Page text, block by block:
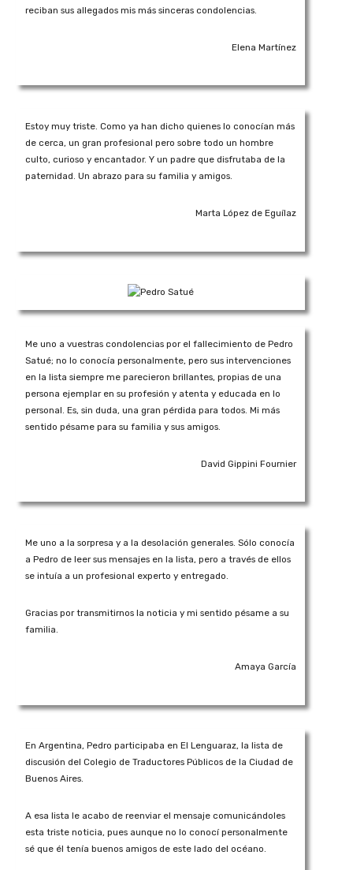
reciban sus allegados mis más sinceras condolencias.
Elena Martínez
Estoy muy triste. Como ya han dicho quienes lo conocían más
de cerca, un gran profesional pero sobre todo un hombre
culto, curioso y encantador. Y un padre que disfrutaba de la
paternidad. Un abrazo para su familia y amigos.
Marta López de Eguílaz
Me uno a vuestras condolencias por el fallecimiento de Pedro
Satué; no lo conocía personalmente, pero sus intervenciones
en la lista siempre me parecieron brillantes, propias de una
persona ejemplar en su profesión y atenta y educada en lo
personal. Es, sin duda, una gran pérdida para todos. Mi más
sentido pésame para su familia y sus amigos.
David Gippini Fournier
Me uno a la sorpresa y a la desolación generales. Sólo conocía
a Pedro de leer sus mensajes en la lista, pero a través de ellos
se intuía a un profesional experto y entregado.
Gracias por transmitirnos la noticia y mi sentido pésame a su
familia.​
Amaya García
En Argentina, Pedro participaba en El Lenguaraz, la lista de
discusión del Colegio de Traductores Públicos de la Ciudad de
Buenos Aires.
A esa lista le acabo de reenviar el mensaje comunicándoles
esta triste noticia, pues aunque no lo conocí personalmente
sé que él tenía buenos amigos de este lado del océano.